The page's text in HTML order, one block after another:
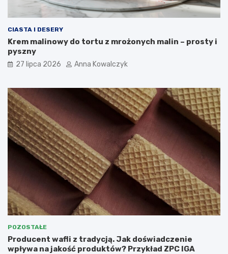
CIASTA I DESERY
Krem malinowy do tortu z mrożonych malin – prosty i
pyszny
27 lipca 2026 Anna Kowalczyk
POZOSTAŁE
Producent wafli z tradycją. Jak doświadczenie
wpływa na jakość produktów? Przykład ZPC IGA